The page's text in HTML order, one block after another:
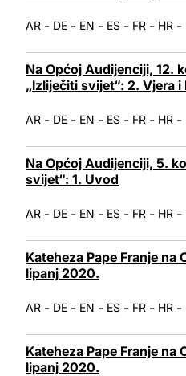
AR - DE - EN - ES - FR - HR -
Na Općoj Audijenciji, 12.
„Izliječiti svijet“: 2. Vjera
AR - DE - EN - ES - FR - HR -
Na Općoj Audijenciji, 5.
svijet“: 1. Uvod
AR - DE - EN - ES - FR - HR -
Kateheza Pape Franje na
lipanj 2020.
AR - DE - EN - ES - FR - HR -
Kateheza Pape Franje na
lipanj 2020.